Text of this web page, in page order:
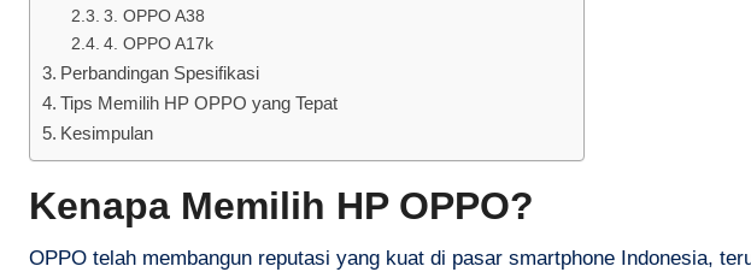
3. OPPO A38
4. OPPO A17k
Perbandingan Spesifikasi
Tips Memilih HP OPPO yang Tepat
Kesimpulan
Kenapa Memilih HP OPPO?
OPPO telah membangun reputasi yang kuat di pasar smartphone Indonesia,